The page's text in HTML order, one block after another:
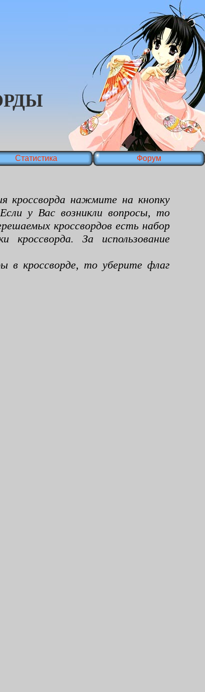
Статистика Форум
нажмите на кнопку
у Вас возникли вопросы, то
кроссвордов есть набор
За использование
в кроссворде, то уберите флаг